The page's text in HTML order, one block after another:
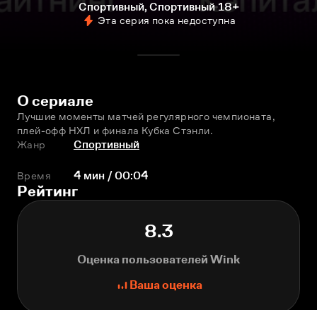
Спортивный, Спортивный 18+
Эта серия пока недоступна
О сериале
Лучшие моменты матчей регулярного чемпионата,
плей-офф НХЛ и финала Кубка Стэнли.
Жанр
Спортивный
Время 4 мин / 00:04
Рейтинг
8.3
Оценка пользователей Wink
Ваша оценка